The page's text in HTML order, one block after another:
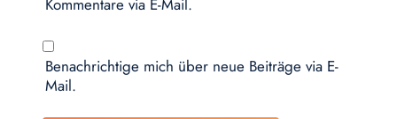
Kommentare via E-Mail.
Benachrichtige mich über neue Beiträge via E-
Mail.